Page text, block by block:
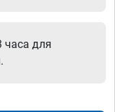
часа для